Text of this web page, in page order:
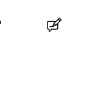
(Otwiera
(Otwiera